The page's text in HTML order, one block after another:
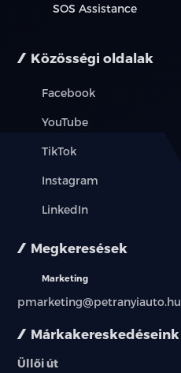
Márkakereskedéseink
Üllői út
SOS Assistance
Közösségi oldalak
Facebook
YouTube
TikTok
Instagram
LinkedIn
Megkeresések
Marketing
pmarketing@petranyiauto.hu